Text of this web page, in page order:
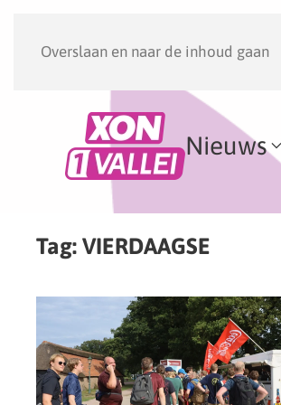
Overslaan en naar de inhoud gaan
Nieuws
Tag: VIERDAAGSE